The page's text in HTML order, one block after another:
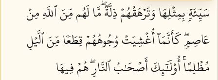
سَيِّئَةِۭ بِمِثۡلِهَا وَتَرۡهَقُهُمۡ ذِلَّةٞۖ مَّا لَهُم مِّنَ ٱللَّهِ مِنۡ
عَاصِمٖۖ كَأَنَّمَآ أُغۡشِيَتۡ وُجُوهُهُمۡ قِطَعٗا مِّنَ ٱلَّيۡلِ
مُظۡلِمًاۚ أُوْلَٰٓئِكَ أَصۡحَٰبُ ٱلنَّارِۖ هُمۡ فِيهَا